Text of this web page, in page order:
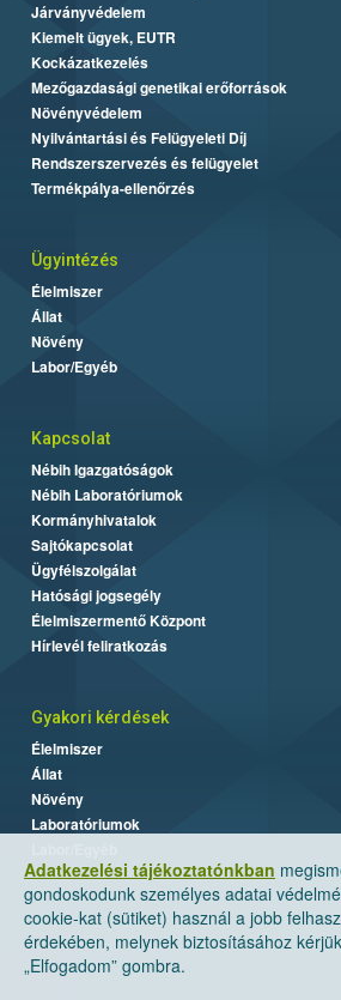
Adatkezelési tájékoztatónkban
gondoskodunk személyes adatai
cookie-kat (sütiket) használ a jobb
érdekében, melynek biztosításához
„Elfogadom” gombra.
Járványvédelem
Kiemelt ügyek, EUTR
Kockázatkezelés
Mezőgazdasági genetikai erőforrások
Növényvédelem
Nyilvántartási és Felügyeleti Díj
Rendszerszervezés és felügyelet
Termékpálya-ellenőrzés
Ügyintézés
Élelmiszer
Állat
Növény
Labor/Egyéb
Kapcsolat
Nébih Igazgatóságok
Nébih Laboratóriumok
Kormányhivatalok
Sajtókapcsolat
Ügyfélszolgálat
Hatósági jogsegély
Élelmiszermentő Központ
Hírlevél feliratkozás
Gyakori kérdések
Élelmiszer
Állat
Növény
Laboratóriumok